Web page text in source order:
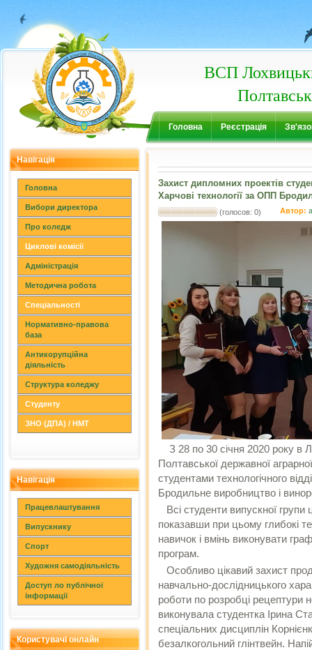
ВСП
Головна Реєстрація
Навігація
Головна
Вибори директора
Про коледж
Циклові комісії
Адміністрація
Методична робота
Спеціальності
Нормативно-правова
база
Антикорупційна
діяльність
Структура коледжу
Студенту
ЗНО (ДПА) / НМТ
Навігація
Працевлаштування
Випускнику
Спорт
Художня самодіяльність
Доступ ло публічної
інформації
Користувачі онлайн
Захист дипломних проектів
Харчові технології за ОПП
(голосов: 0) Автор:
З 28 по 30 січня 2020 року в
Полтавської державної
студентами технологічного
Бродильне виробництво і
Всі студенти випускної групи
показавши при цьому глибокі
навичок і вмінь виконувати
програм.
Особливо цікавий захист
навчально-дослідницького
роботи по розробці рецептури
виконувала студентка Ірина
спеціальних дисциплін
безалкогольний глінтвейн.